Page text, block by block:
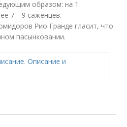
образом: на 1
7—9 саженцев.
Рио Гранде гласит, что
пасынковании.